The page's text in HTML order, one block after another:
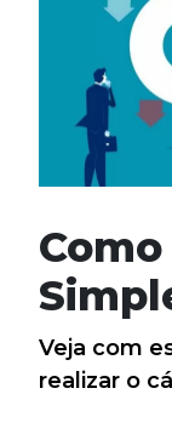
Veja com
realizar o